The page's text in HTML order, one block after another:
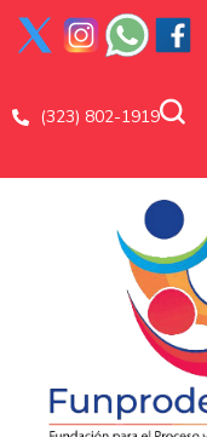
(323) 802-1919